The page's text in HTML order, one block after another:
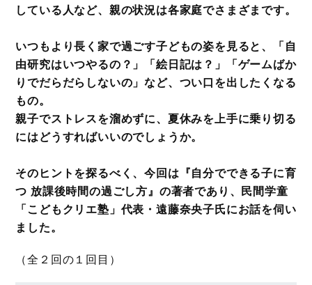
している人など、親の状況は各家庭でさまざまです。
いつもより長く家で過ごす子どもの姿を見ると、「自
由研究はいつやるの？」「絵日記は？」「ゲームばか
りでだらだらしないの」など、つい口を出したくなる
もの。
親子でストレスを溜めずに、夏休みを上手に乗り切る
にはどうすればいいのでしょうか。
そのヒントを探るべく、今回は『自分でできる子に育
つ 放課後時間の過ごし方』の著者であり、民間学童
「こどもクリエ塾」代表・遠藤奈央子氏にお話を伺い
ました。
（全２回の１回目）